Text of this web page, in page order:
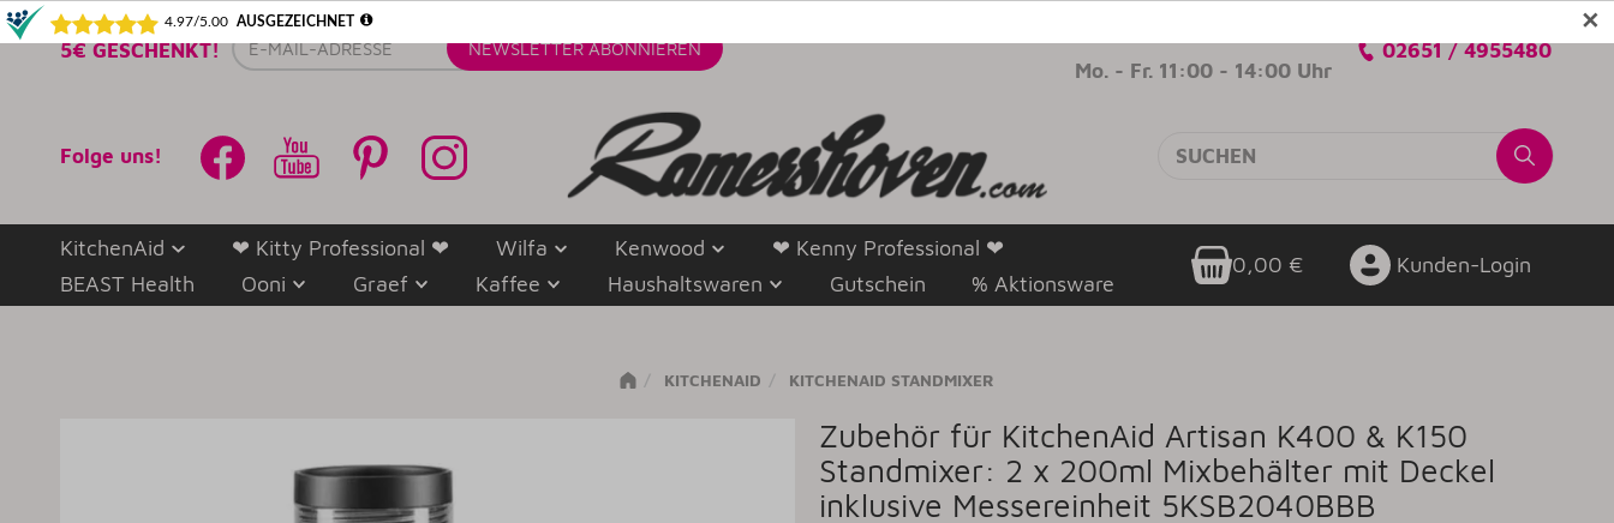
✕
5€ GESCHENKT! E-
Mail-
NEWSLETTER ABONNIEREN
Mo. - Fr. 11:00 - 14:00 Uhr
02651 / 4955480
Folge uns!
KitchenAid ❤ Kitty Professional ❤ Wilfa Kenwood
❤ Kenny Professional ❤
BEAST Health
Ooni Graef Kaffee Haushaltswaren Gutschein % Aktionsware
0,00 € Kunden-Login
KITCHENAID KITCHENAID STANDMIXER
Zubehör für KitchenAid Artisan K400 & K150
Standmixer: 2 x 200ml Mixbehälter mit Deckel
inklusive Messereinheit 5KSB2040BBB